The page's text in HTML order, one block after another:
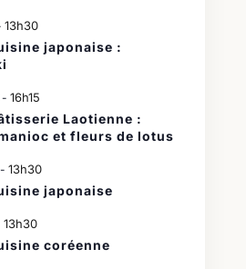
13h30
japonaise :
16h15
Laotienne :
et fleurs de lotus
13h30
japonaise
13h30
coréenne